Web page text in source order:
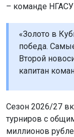
– команде НГАСУ
«Золото в
победа.
Второй
капитан
Сезон 2026/27
турниров с
миллионов